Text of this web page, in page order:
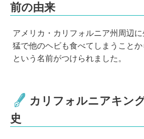
前の由来
アメリカ・カリフォルニア州周辺
猛で他のヘビも食べてしまうこと
という名前がつけられました。
カリフォルニアキン
史